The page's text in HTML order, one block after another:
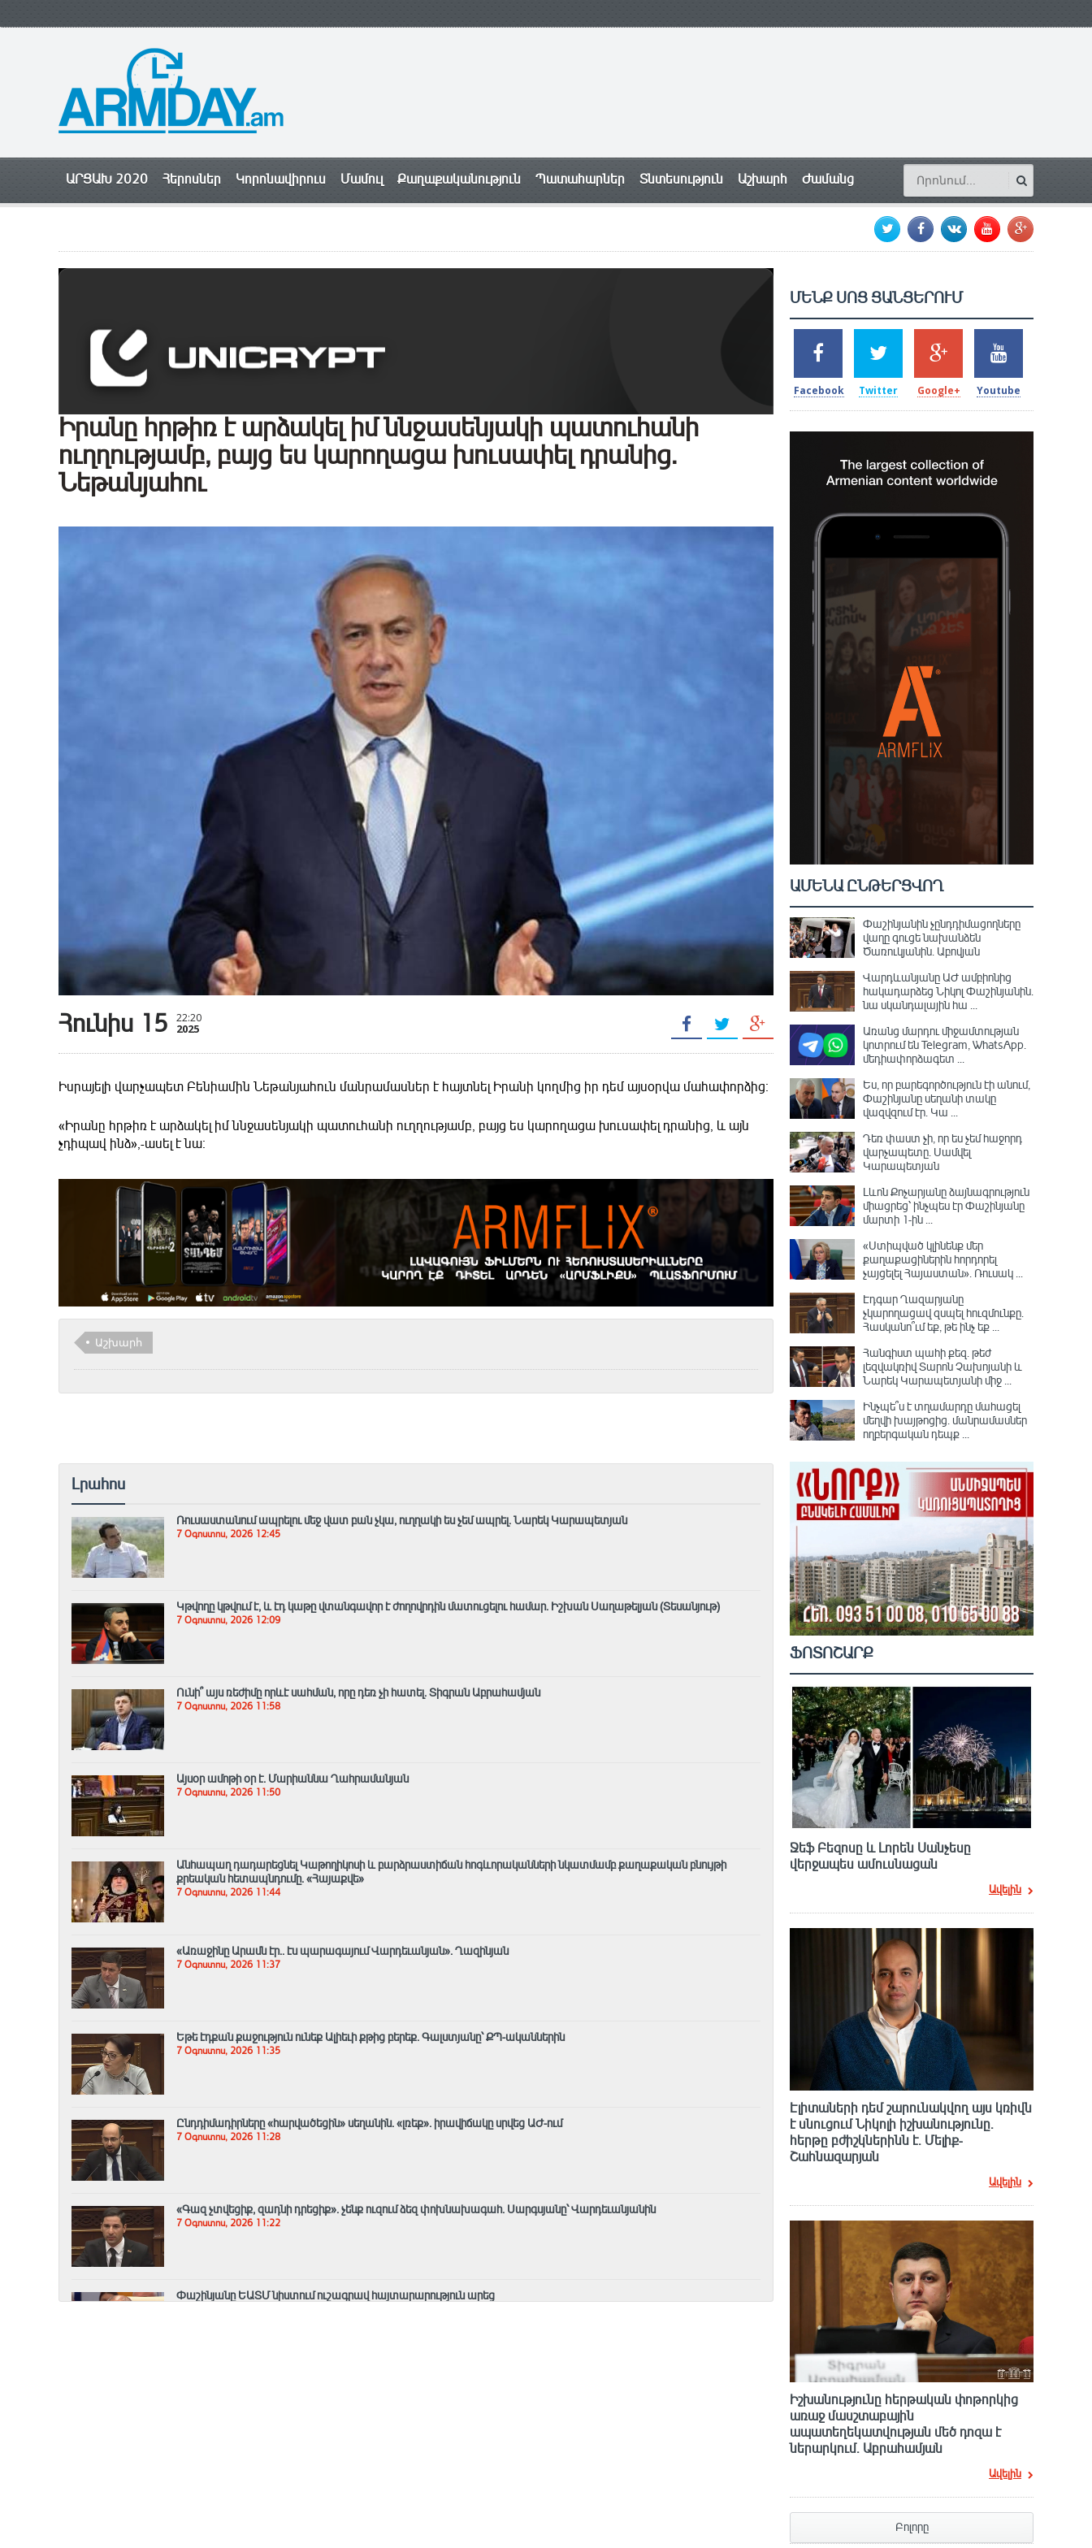
ԱՐՑԱԽ 2020 Հերոսներ Կորոնավիրուս Մամուլ Քաղաքականություն Պատահարներ Տնտեսություն Աշխարհ Ժամանց
Իրանը հրթիռ է արձակել իմ ննջասենյակի պատուհանի
ուղղությամբ, բայց ես կարողացա խուսափել դրանից.
Նեթանյահու
Հունիս 15 22:20
2025
Իսրայելի վարչապետ Բենիամին Նեթանյահուն մանրամասներ է հայտնել Իրանի կողմից իր դեմ այսօրվա մահափորձից։
«Իրանը հրթիռ է արձակել իմ ննջասենյակի պատուհանի ուղղությամբ, բայց ես կարողացա խուսափել դրանից, և այն
չդիպավ ինձ»,-ասել է նա։
Աշխարհ
Լրահոս
Ռուսաստանում ապրելու մեջ վատ բան չկա, ուղղակի ես չեմ ապրել. Նարեկ Կարապետյան
7 Օգոստոս, 2026 12:45
Կթվողը կթվում է, և էդ կաթը վտանգավոր է ժողովրդին մատուցելու համար. Իշխան Սաղաթելյան (Տեսանյութ)
7 Օգոստոս, 2026 12:09
Ունի՞ այս ռեժիմը որևէ սահման, որը դեռ չի հատել. Տիգրան Աբրահամյան
7 Օգոստոս, 2026 11:58
Այսօր ամոթի օր է. Մարիաննա Ղահրամանյան
7 Օգոստոս, 2026 11:50
Անհապաղ դադարեցնել Կաթողիկոսի և բարձրաստիճան հոգևորականների նկատմամբ քաղաքական բնույթի
քրեական հետապնդումը. «Հայաքվե»
7 Օգոստոս, 2026 11:44
«Առաջինը Արամն էր.. էս պարագայում Վարդեւանյան». Ղազինյան
7 Օգոստոս, 2026 11:37
Եթե էդքան քաջություն ունեք Ալիեւի քթից բերեք. Գալստյանը՝ ՔՊ-ականներին
7 Օգոստոս, 2026 11:35
Ընդդիմադիրները «հարվածեցին» սեղանին. «լռեք». իրավիճակը սրվեց ԱԺ-ում
7 Օգոստոս, 2026 11:28
«Գազ չտվեցիք, զադնի դրեցիք». չենք ուզում ձեզ փոխնախագահ. Սարգսյանը՝ Վարդեւանյանին
7 Օգոստոս, 2026 11:22
Փաշինյանը ԵԱՏՄ նիստում ուշագրավ հայտարարություն արեց
ՄԵՆՔ ՍՈՑ ՑԱՆՑԵՐՈՒՄ
2k
SHARES
Facebook
1.5k
TWEETS
Twitter
203
SHARES
Google+
620
SHARES
Youtube
ԱՄԵՆԱ ԸՆԹԵՐՑՎՈՂ
Փաշինյանին չընդդիմացողները
վաղը գուցե նախանձեն
Ծառուկյանին. Աբովյան
Վարդևանյանը ԱԺ ամբիոնից
հակադարձեց Նիկոլ Փաշինյանին․
նա սկանդալային հա ...
Առանց մարդու միջամտության
կոտրում են Telegram, WhatsApp․
մեդիափորձագետ ...
Ես, որ բարեգործություն էի անում,
Փաշինյանը սեղանի տակը
վազվզում էր․ Կա ...
Դեռ փաստ չի, որ ես չեմ հաջորդ
վարչապետը․ Սամվել
Կարապետյան
Լևոն Քոչարյանը ձայնագրություն
միացրեց՝ ինչպես էր Փաշինյանը
մարտի 1-ին ...
«Ստիպված կլինենք մեր
քաղաքացիներին հորդորել
չայցելել Հայաստան»․ Ռուսակ ...
Էդգար Ղազարյանը
չկարողացավ զսպել հուզմունքը.
Հասկանո՞ւմ եք, թե ինչ եք ...
Հանգիստ պահի քեզ. թեժ
լեզվակռիվ Տարոն Չախոյանի և
Նարեկ Կարապետյանի միջ ...
Ինչպե՞ս է տղամարդը մահացել
մեղվի խայթոցից. մանրամասներ
ողբերգական դեպք ...
ՖՈՏՈՇԱՐՔ
Ջեֆ Բեզոսը և Լորեն Սանչեսը
վերջապես ամուսնացան
Ավելին
Էլիտաների դեմ շարունակվող այս կռիվն
է սնուցում Նիկոլի իշխանությունը.
հերթը բժիշկներինն է. Մելիք-
Շահնազարյան
Ավելին
Իշխանությունը հերթական փոթորկից
առաջ մասշտաբային
ապատեղեկատվության մեծ դnզա է
ներարկում․ Աբրահամյան
Ավելին
Բոլորը